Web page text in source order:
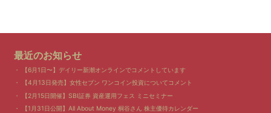
最近のお知らせ
【6月1日〜】デイリー新潮オンラインでコメントしています
【4月13日発売】女性セブン ワンコイン投資についてコメント
【2月15日開催】SBI証券 資産運用フェス ミニセミナー
【1月31日公開】All About Money 桐谷さん 株主優待カレンダー